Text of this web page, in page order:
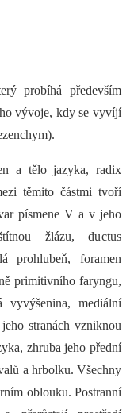
probíhá především
vývoje, kdy se vyvíjí
a tělo jazyka, radix
těmito částmi tvoří
písmene V a v jeho
žlázu, du ctus
prohlubeň, foramen
primitivního faryngu,
vyvýšenina, mediální
stranách vzniknou
zhruba jeho přední
a hrbolku. Všechny
oblouku. Postranní